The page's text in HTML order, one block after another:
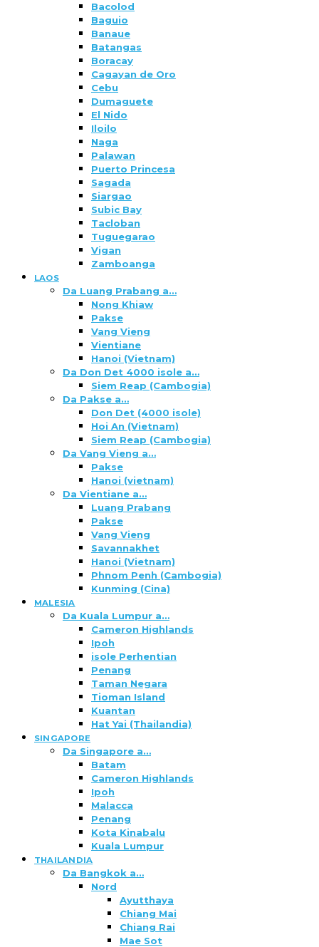
Bacolod
Baguio
Banaue
Batangas
Boracay
Cagayan de Oro
Cebu
Dumaguete
El Nido
Iloilo
Naga
Palawan
Puerto Princesa
Sagada
Siargao
Subic Bay
Tacloban
Tuguegarao
Vigan
Zamboanga
LAOS
Da Luang Prabang a…
Nong Khiaw
Pakse
Vang Vieng
Vientiane
Hanoi (Vietnam)
Da Don Det 4000 isole a…
Siem Reap (Cambogia)
Da Pakse a…
Don Det (4000 isole)
Hoi An (Vietnam)
Siem Reap (Cambogia)
Da Vang Vieng a…
Pakse
Hanoi (vietnam)
Da Vientiane a…
Luang Prabang
Pakse
Vang Vieng
Savannakhet
Hanoi (Vietnam)
Phnom Penh (Cambogia)
Kunming (Cina)
MALESIA
Da Kuala Lumpur a…
Cameron Highlands
Ipoh
isole Perhentian
Penang
Taman Negara
Tioman Island
Kuantan
Hat Yai (Thailandia)
SINGAPORE
Da Singapore a…
Batam
Cameron Highlands
Ipoh
Malacca
Penang
Kota Kinabalu
Kuala Lumpur
THAILANDIA
Da Bangkok a…
Nord
Ayutthaya
Chiang Mai
Chiang Rai
Mae Sot